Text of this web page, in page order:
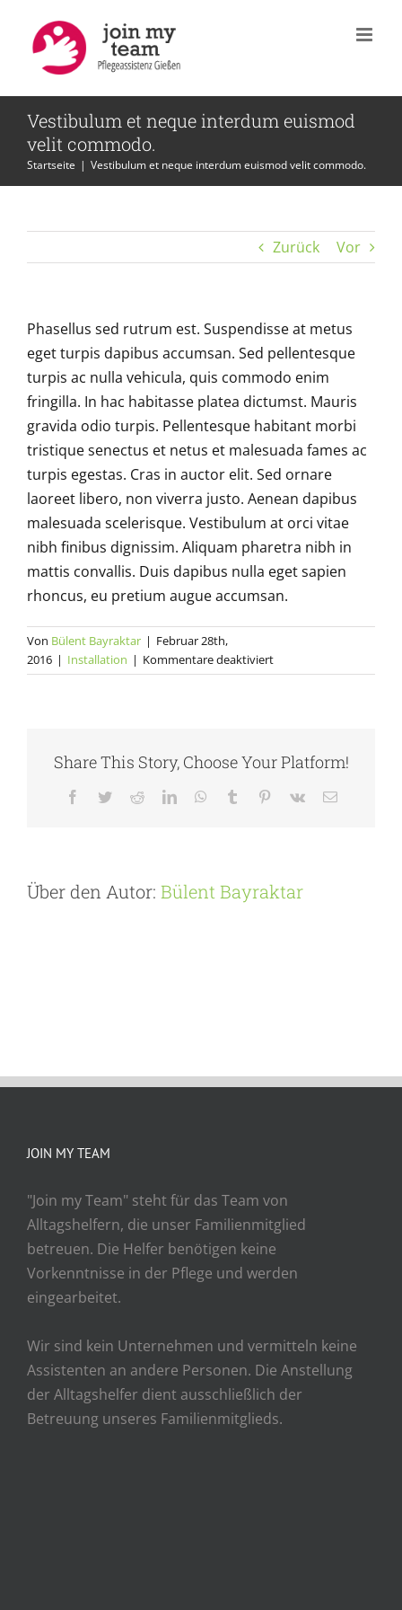
Inhalt
springen
Vestibulum et neque interdum euismod
velit commodo.
Startseite | Vestibulum et neque interdum euismod velit commodo.
Zurück Vor
Phasellus sed rutrum est. Suspendisse at metus
eget turpis dapibus accumsan. Sed pellentesque
turpis ac nulla vehicula, quis commodo enim
fringilla. In hac habitasse platea dictumst. Mauris
gravida odio turpis. Pellentesque habitant morbi
tristique senectus et netus et malesuada fames ac
turpis egestas. Cras in auctor elit. Sed ornare
laoreet libero, non viverra justo. Aenean dapibus
malesuada scelerisque. Vestibulum at orci vitae
nibh finibus dignissim. Aliquam pharetra nibh in
mattis convallis. Duis dapibus nulla eget sapien
rhoncus, eu pretium augue accumsan.
Von Bülent Bayraktar | Februar 28th,
2016 | Installation | Kommentare deaktiviertfür
Vestibulum
euismod
velit
commodo.
Share This Story, Choose Your Platform!
Facebook
TwitterRedditLinkedInWhatsApp
Tumblr Pinterest
Vk
E-
Über den Autor: Bülent Bayraktar
JOIN MY TEAM
"Join my Team" steht für das Team von
Alltagshelfern, die unser Familienmitglied
betreuen. Die Helfer benötigen keine
Vorkenntnisse in der Pflege und werden
eingearbeitet.
Wir sind kein Unternehmen und vermitteln keine
Assistenten an andere Personen. Die Anstellung
der Alltagshelfer dient ausschließlich der
Betreuung unseres Familienmitglieds.